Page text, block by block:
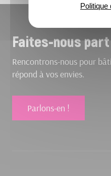
Faites-nous
Rencontrons-nous pour
répond à vos envies.
Parlons-en !
Politique